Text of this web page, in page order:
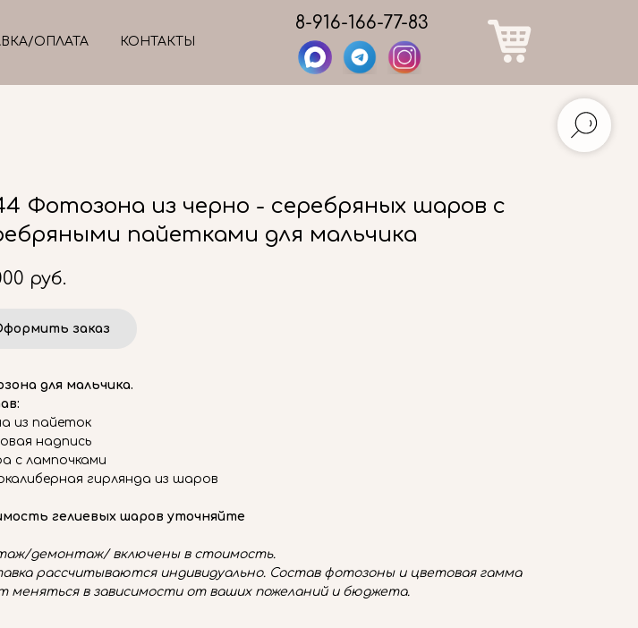
8-916-166-77-83
ОПЛАТА КОНТАКТЫ
Фотозона из черно - серебряных шаров с
пайетками для мальчика
руб.
заказ
для мальчика.
из пайеток
надпись
с лампочками
гирлянда из шаров
гелиевых шаров уточняйте
демонтаж/ включены в стоимость.
рассчитываются индивидуально. Состав фотозоны и цветовая гамма
меняться в зависимости от ваших пожеланий и бюджета.